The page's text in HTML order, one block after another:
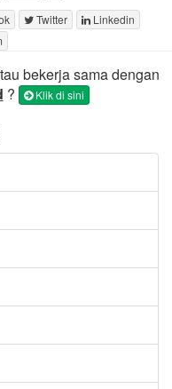
Twitter
Linkedin
bekerja sama dengan
? Klik di sini